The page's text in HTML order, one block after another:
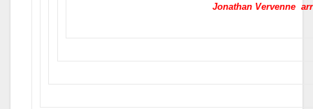
Jonathan Vervenne